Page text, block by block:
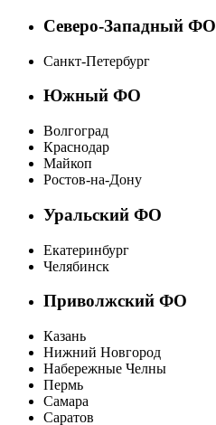
Северо-Западный ФО
Санкт-Петербург
Южный ФО
Волгоград
Краснодар
Майкоп
Ростов-на-Дону
Уральский ФО
Екатеринбург
Челябинск
Приволжский ФО
Казань
Нижний Новгород
Набережные Челны
Пермь
Самара
Саратов